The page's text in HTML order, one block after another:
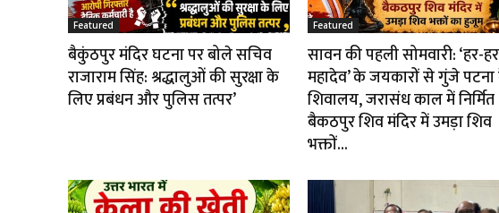
Featured
बैकुंठपुर मंदिर घटना पर बोले सचिव
राजाराम सिंह: श्रद्धालुओं की सुरक्षा के
लिए प्रबंधन और पुलिस तत्पर’
Featured
सावन की पहली सोमवारी: ‘हर-हर
महादेव’ के जयकारों से गुंजे
शिवालय, जरासंध काल में निर्मित
बैकठपुर शिव मंदिर में उमड़ा शिव
भक्तों...